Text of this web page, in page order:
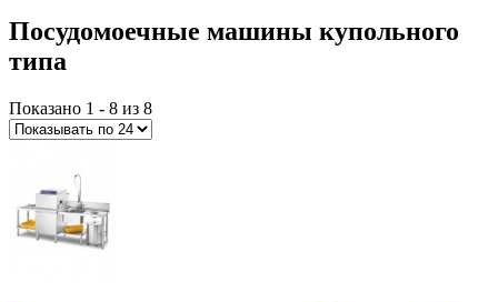
Посудомоечные машины купольного
типа
Показано 1 - 8 из 8